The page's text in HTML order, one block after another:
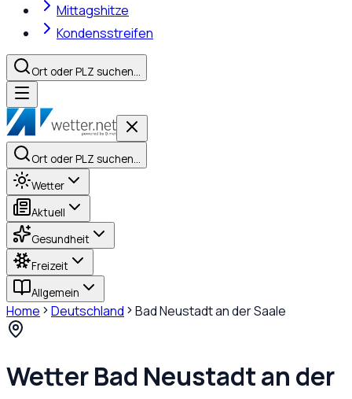
Mittagshitze
Kondensstreifen
Ort oder PLZ suchen…
Ort oder PLZ suchen…
Wetter
Aktuell
Gesundheit
Freizeit
Allgemein
Home Deutschland Bad Neustadt an der Saale
WetterBad Neustadt an der